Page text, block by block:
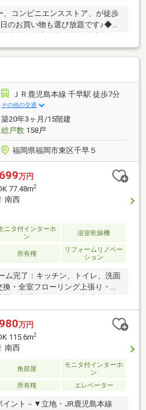
、コンビニエンスストア、が徒歩
のお買い物も選び放題です♪◆小
！◆飲食店も多数あり、家事を一
みですね。◆JR鹿児島本線「九産
鉄貝塚線「唐の原駅」徒歩6分
本乗換なし！【設備・機能】◆
め陽当たり良好♪◆和室が可動間
扉を外してリビングを広く見せ
キッチンの横に洗面室があるの
◆東区花火大会の日には花火が
ＪＲ鹿児島本線 千早駅 徒歩7分
その他の交通
築20年3ヶ月/15階建
総戸数158戸
福岡県福岡市東区千早５
万円
77.48m2
南西
ニタ付インターホ
ン
浴室乾燥機
所有権
リフォームリノベー
ション
ム完了：キッチン、トイレ、洗面
・全室フローリング上張り・洗
を洋室へ変更・ハウスクリーニン
千早」駅、西鉄貝塚線「西鉄千
西鉄貝塚線「香椎宮前」駅まで
つき日当たり良好〇リビングに
ンには勝手口あり〇LDKは約16.1
便利な窓付き〇各居室6帖以上確
行約2000mm×幅約8600mm〇バル
ンクあり〇ペット飼育可能（管理
）
万円
115.6m2
南西
角部屋
モニタ付インターホ
ン
所有権 エレベーター
イント－▼立地・JR鹿児島本線